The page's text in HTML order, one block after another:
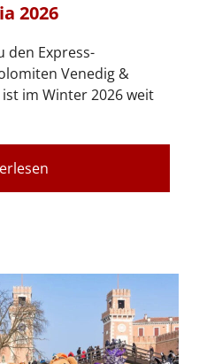
2026
den Express-
Venedig &
im Winter 2026 weit